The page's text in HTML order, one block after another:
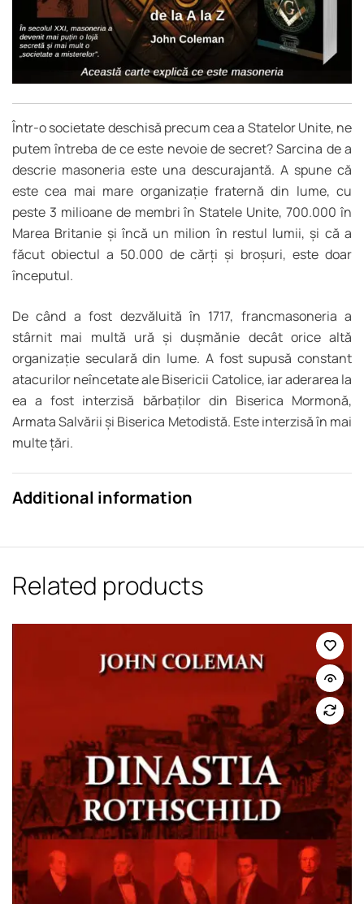
Într-o societate deschisă precum cea a Statelor Unite, ne
putem întreba de ce este nevoie de secret? Sarcina de a
descrie masoneria este una descurajantă. A spune că
este cea mai mare organizație fraternă din lume, cu
peste 3 milioane de membri în Statele Unite, 700.000 în
Marea Britanie și încă un milion în restul lumii, și că a
făcut obiectul a 50.000 de cărți și broșuri, este doar
începutul.
De când a fost dezvăluită în 1717, francmasoneria a
stârnit mai multă ură și dușmănie decât orice altă
organizație seculară din lume. A fost supusă constant
atacurilor neîncetate ale Bisericii Catolice, iar aderarea la
ea a fost interzisă bărbaților din Biserica Mormonă,
Armata Salvării și Biserica Metodistă. Este interzisă în mai
multe țări.
Additional information
Related products